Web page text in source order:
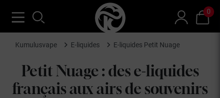
0
Kumulusvape E-liquides E-liquides Petit Nuage
Petit Nuage : des e-liquides
français aux airs de souvenirs